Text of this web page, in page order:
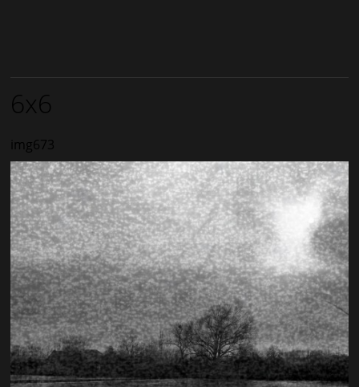
6x6
img673